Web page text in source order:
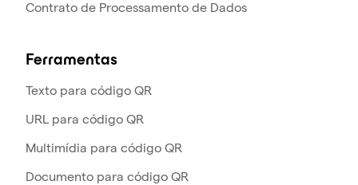
Contrato de Processamento de Dados
Ferramentas
Texto para código QR
URL para código QR
Multimídia para código QR
Documento para código QR